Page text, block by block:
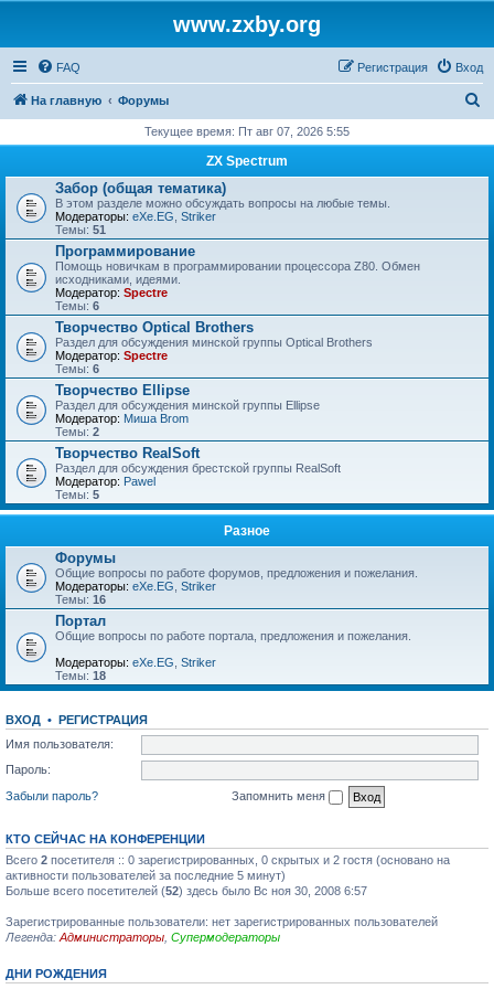
www.zxby.org
FAQ Вход
Регистрация
На главную Форумы
с
Текущее время: Пт авг 07, 2026 5:55
ZX Spectrum
Забор (общая тематика)
В этом разделе можно обсуждать вопросы на любые темы.
Модераторы: eXe.EG Striker
Темы: 51
Программирование
Помощь новичкам в программировании процессора Z80. Обмен
исходниками, идеями.
Модератор: Spectre
Темы: 6
Творчество Optical Brothers
Раздел для обсуждения минской группы Optical Brothers
Модератор: Spectre
Темы: 6
Творчество Ellipse
Раздел для обсуждения минской группы Ellipse
Модератор: Миша Brom
Темы: 2
Творчество RealSoft
Раздел для обсуждения брестской группы RealSoft
Модератор: Pawel
Темы: 5
Разное
Форумы
Общие вопросы по работе форумов, предложения и пожелания.
Модераторы: eXe.EG Striker
Темы: 16
Портал
Общие вопросы по работе портала, предложения и пожелания.
Модераторы: eXe.EG Striker
Темы: 18
ВХОД • РЕГИСТРАЦИЯ
Имя пользователя:
Пароль:
Забыли пароль?
Запомнить меня
КТО СЕЙЧАС НА КОНФЕРЕНЦИИ
Всего 2 посетителя :: 0 зарегистрированных, 0 скрытых и 2 гостя (основано на
активности пользователей за последние 5 минут)
Больше всего посетителей (52) здесь было Вс ноя 30, 2008 6:57
Зарегистрированные пользователи: нет зарегистрированных пользователей
Легенда: Администраторы Супермодераторы
ДНИ РОЖДЕНИЯ